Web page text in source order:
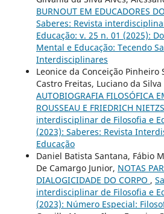
BURNOUT EM EDUCADORES
Saberes: Revista
Educação: v. 25 n. 01 (2025):
Mental e Educação: Tecendo
Interdisciplinares
Leonice da Conceição Pinheiro
Castro Freitas, Luciano da Silva
AUTOBIOGRAFIA FILOSÓFICA
ROUSSEAU E FRIEDRICH
interdisciplinar de Filosofia e
(2023): Saberes: Revista
Educação
Daniel Batista Santana, Fábio
De Camargo Junior, NOTAS
DIALOGICIDADE DO CORPO ,
interdisciplinar de Filosofia e
(2023): Número Especial: